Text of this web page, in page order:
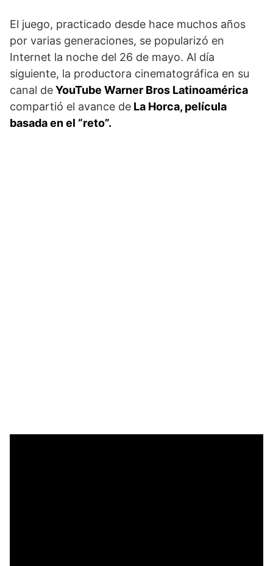
El juego, practicado desde hace muchos años
por varias generaciones, se popularizó en
Internet la noche del 26 de mayo. Al día
siguiente, la productora cinematográfica en su
canal deYouTube Warner Bros Latinoamérica
compartió el avance de La Horca, película
basada en el “reto”.